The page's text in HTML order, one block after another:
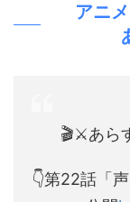
アニ
🎬⚔️あら
👇第22話「